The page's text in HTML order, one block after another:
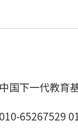
国下一代教育
65267529